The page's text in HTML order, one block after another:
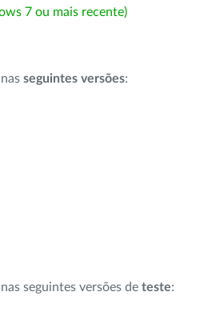
7 ou mais recente)
seguintes versões:
seguintes versões de teste: